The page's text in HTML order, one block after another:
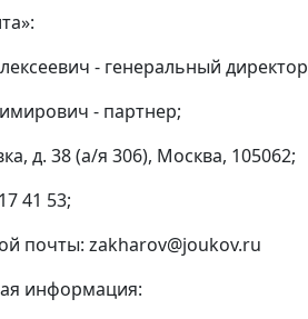
- генеральный
- партнер;
д. 38 (а/я 306), Москва, 105062;
41 53;
почты: zakharov@joukov.ru
информация: